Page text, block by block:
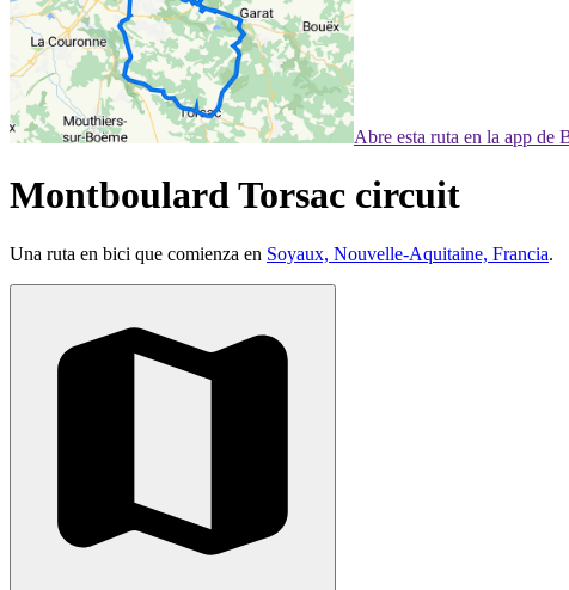
Abre esta ruta en la app de
Montboulard Torsac circuit
Una ruta en bici que comienza en Soyaux, Nouvelle-Aquitaine, Francia.